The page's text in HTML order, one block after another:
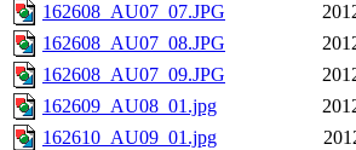
162608_AU07_07.JPG
162608_AU07_08.JPG
162608_AU07_09.JPG
162609_AU08_01.jpg
162610_AU09_01.jpg